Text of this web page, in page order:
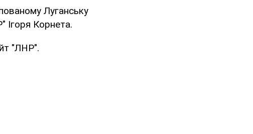
Луганську
Ігоря Корнета.
"ЛНР".